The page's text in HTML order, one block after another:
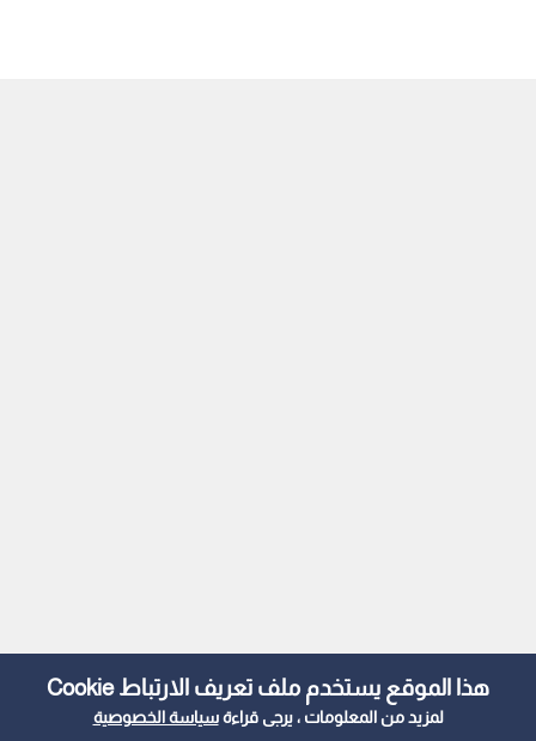
هذا الموقع يستخدم ملف تعريف الارتباط Cookie
لمزيد من المعلومات ، يرجى قراءةسياسة الخصوصية